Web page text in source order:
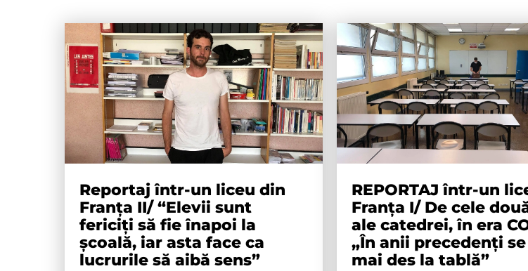
Reportaj într-un liceu din
Franța II/ “Elevii sunt
fericiți să fie înapoi la
școală, iar asta face ca
lucrurile să aibă sens”
REPORTAJ într-un
Franța I/ De cele
ale catedrei, în era
„În anii precedenți
mai des la tablă”